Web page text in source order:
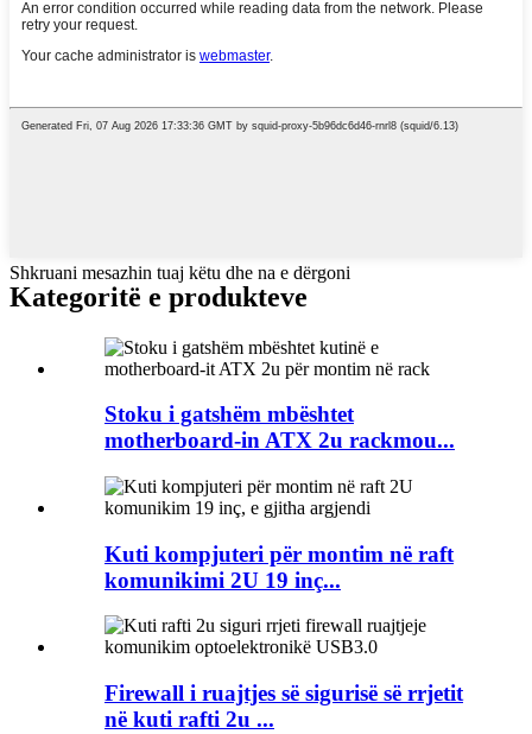
Shkruani mesazhin tuaj këtu dhe na e dërgoni
Kategoritë e produkteve
Stoku i gatshëm mbështet
motherboard-in ATX 2u rackmou...
Kuti kompjuteri për montim në raft
komunikimi 2U 19 inç...
Firewall i ruajtjes së sigurisë së rrjetit
në kuti rafti 2u ...